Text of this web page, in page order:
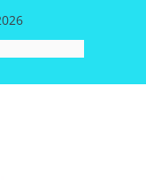
าดนั่งบอร์ด
ตกิจกรรมสื่อ
กระทรวง
งการ
ภาค “รสถิ่น